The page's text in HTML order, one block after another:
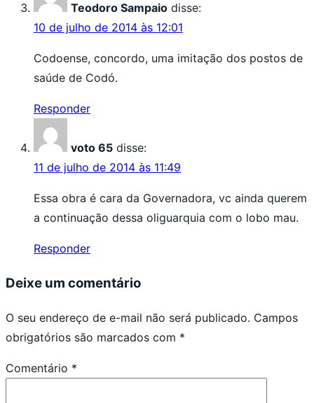
Teodoro Sampaio disse:
10 de julho de 2014 às 12:01
Codoense, concordo, uma imitação dos postos de
saúde de Codó.
Responder
voto 65 disse:
11 de julho de 2014 às 11:49
Essa obra é cara da Governadora, vc ainda querem
a continuação dessa oliguarquia com o lobo mau.
Responder
Deixe um comentário
O seu endereço de e-mail não será publicado. Campos
obrigatórios são marcados com *
Comentário *